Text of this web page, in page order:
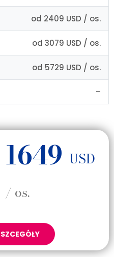
od 2409 USD / os.
od 3079 USD / os.
od 5729 USD / os.
–
1649 USD
/ os.